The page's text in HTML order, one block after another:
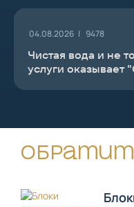
04.08.2026 | 9478
Чистая вода и не
услуги оказывает